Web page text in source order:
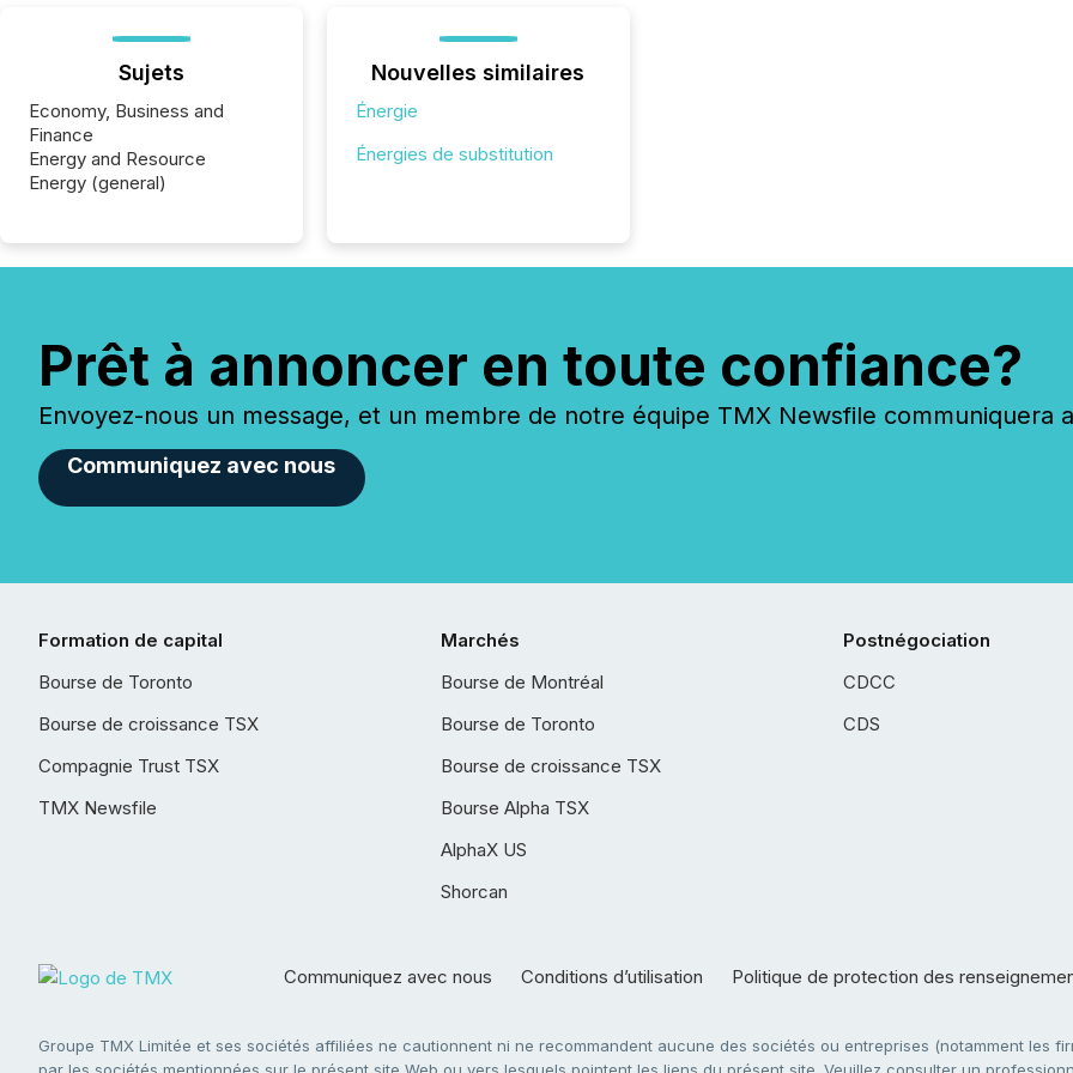
Sujets
Economy, Business and
Finance
Energy and Resource
Energy (general)
Nouvelles similaires
Énergie
Énergies de substitution
Prêt à annoncer en toute confiance?
Envoyez-nous un message, et un membre de notre équipe TMX Newsfile communiquera
Communiquez avec nous
Formation de capital
Bourse de Toronto
Bourse de croissance TSX
Compagnie Trust TSX
TMX Newsfile
Marchés
Bourse de Montréal
Bourse de Toronto
Bourse de croissance TSX
Bourse Alpha TSX
AlphaX US
Shorcan
Postnégociation
CDCC
CDS
Communiquez avec nous Conditions d’utilisation Politique de protection des
Groupe TMX Limitée et ses sociétés affiliées ne cautionnent ni ne recommandent aucune des sociétés ou entreprises (notamment les